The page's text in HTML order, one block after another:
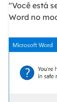
"Você está
Word no